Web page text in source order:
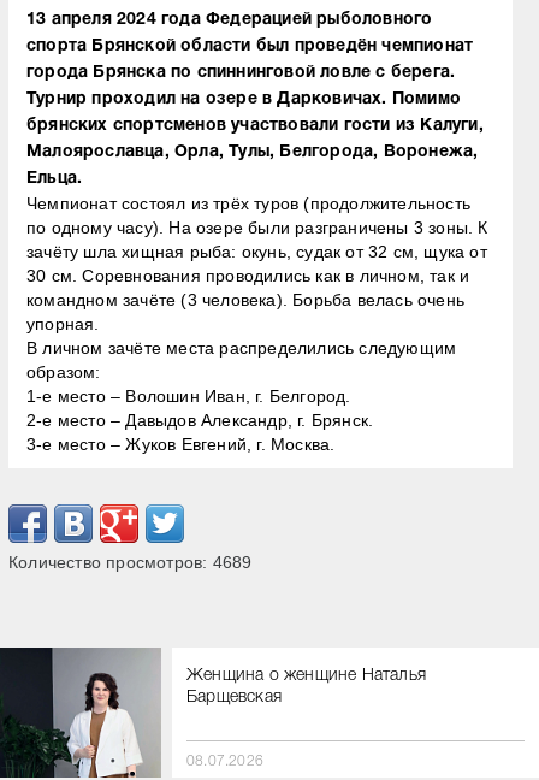
13 апреля 2024 года Федерацией рыболовного
спорта Брянской области был проведён чемпионат
города Брянска по спиннинговой ловле с берега.
Турнир проходил на озере в Дарковичах. Помимо
брянских спортсменов участвовали гости из Калуги,
Малоярославца, Орла, Тулы, Белгорода, Воронежа,
Ельца.
Чемпионат состоял из трёх туров (продолжительность
по одному часу). На озере были разграничены 3 зоны. К
зачёту шла хищная рыба: окунь, судак от 32 см, щука от
30 см. Соревнования проводились как в личном, так и
командном зачёте (3 человека). Борьба велась очень
упорная.
В личном зачёте места распределились следующим
образом:
1-е место – Волошин Иван, г. Белгород.
2-е место – Давыдов Александр, г. Брянск.
3-е место – Жуков Евгений, г. Москва.
Количество просмотров: 4689
Женщина о женщине Наталья
Барщевская
08.07.2026